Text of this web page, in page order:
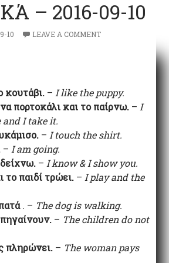
– 2016-09-10
10 LEAVE A COMMENT
κουτάβι. –I like the puppy.
πορτοκάλι και το παίρνω. – I
and I take it.
–I touch the shirt.
– I am going.
–I know & I show you.
παιδί τρώει. – I play and the
. – The dog is walking.
– The children do not
πληρώνει. – The woman pays